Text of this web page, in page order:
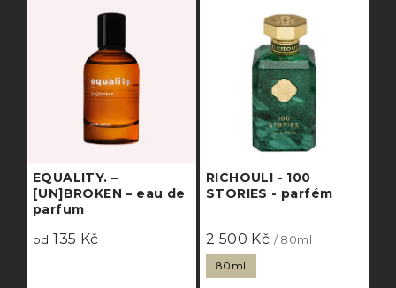
EQUALITY. –
[UN]BROKEN – eau de
parfum
od 135 Kč
RICHOULI - 100
STORIES - parfém
2 500 Kč / 80ml
80ml